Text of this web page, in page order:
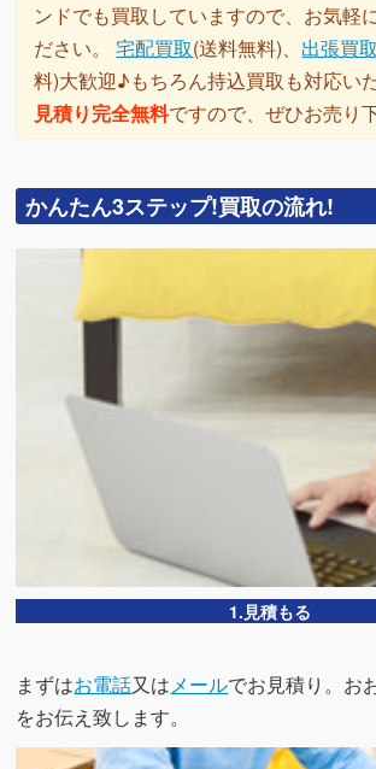
ンドでも買取していますので、お気軽
ださい。宅配買取(送料無料)、 出張買取
料)大歓迎♪もちろん持込買取も対応い
見積り完全無料ですので、ぜひお売り
かんたん3ステップ!買取の流れ!
1.見積もる
まずはお電話又はメールでお見積り。お
をお伝え致します。